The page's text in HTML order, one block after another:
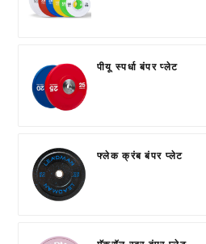
पीयू स्पर्धा बंपर प्लेट
फ्लेक क्रंब बंपर प्लेट